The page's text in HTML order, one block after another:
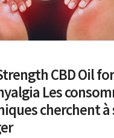
CBD Oil for
Les
cherchent à